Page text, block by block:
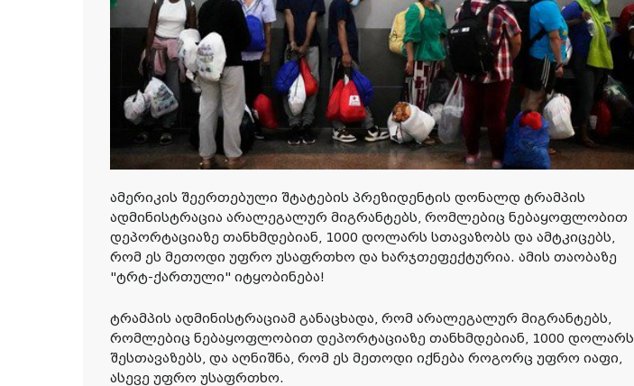
ამერიკის შეერთებული შტატების პრეზიდენტის დონალდ ტრამპის
ადმინისტრაცია არალეგალურ მიგრანტებს, რომლებიც ნებაყოფლობით
დეპორტაციაზე თანხმდებიან, 1000 დოლარს სთავაზობს და ამტკიცებს,
რომ ეს მეთოდი უფრო უსაფრთხო და ხარჯთეფექტურია. ამის თაობაზე
"ტრტ-ქართული" იტყობინება!
ტრამპის ადმინისტრაციამ განაცხადა, რომ არალეგალურ მიგრანტებს,
რომლებიც ნებაყოფლობით დეპორტაციაზე თანხმდებიან, 1000 დოლარს
შესთავაზებს, და აღნიშნა, რომ ეს მეთოდი იქნება როგორც უფრო იაფი,
ასევე უფრო უსაფრთხო.